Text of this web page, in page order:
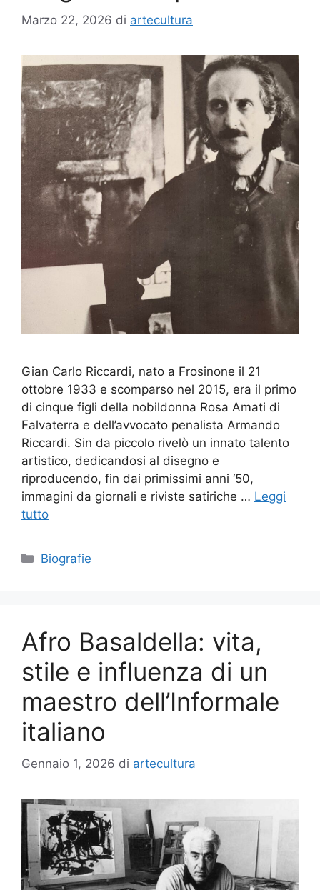
Marzo 22, 2026 di artecultura
Gian Carlo Riccardi, nato a Frosinone il 21
ottobre 1933 e scomparso nel 2015, era il primo
di cinque figli della nobildonna Rosa Amati di
Falvaterra e dell’avvocato penalista Armando
Riccardi. Sin da piccolo rivelò un innato talento
artistico, dedicandosi al disegno e
riproducendo, fin dai primissimi anni ‘50,
immagini da giornali e riviste satiriche … Leggi
tutto
Categorie
Biografie
Afro Basaldella: vita,
stile e influenza di un
maestro dell’Informale
italiano
Gennaio 1, 2026 di artecultura